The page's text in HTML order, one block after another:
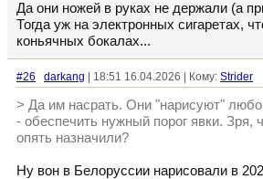
Да они ножей в руках не держали (а
Тогда уж на электронных сигаретах,
коньячных бокалах...
#26 darkang | 18:51 16.04.2026 | Кому: Strider
> Да им насрать. Они "нарисуют"
- обеспечить нужный порог явки.
опять назначили?
Ну вон в Белоруссии нарисовали в